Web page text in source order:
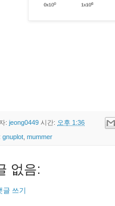
: jeong0449 시간: 오후 1:36
gnuplot mummer
없음:
글 쓰기